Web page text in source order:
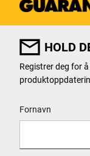
HOLD
Registrer deg for
Fornavn